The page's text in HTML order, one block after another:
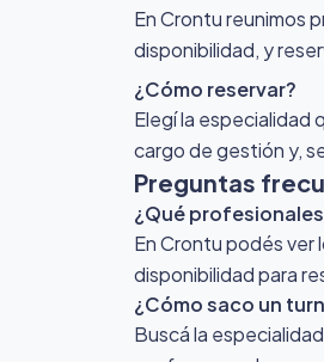
En Crontu reunimos
disponibilidad, y
¿Cómo reservar?
Elegí la especialidad
cargo de gestión y,
Preguntas
¿Qué
En Crontu podés ver
disponibilidad para
¿Cómo saco un
Buscá la